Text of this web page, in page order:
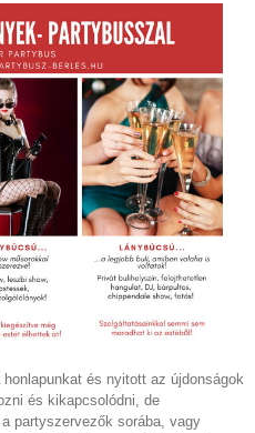
és nyitott az újdonságok
és kikapcsolódni, de
partyszervezők sorába, vagy